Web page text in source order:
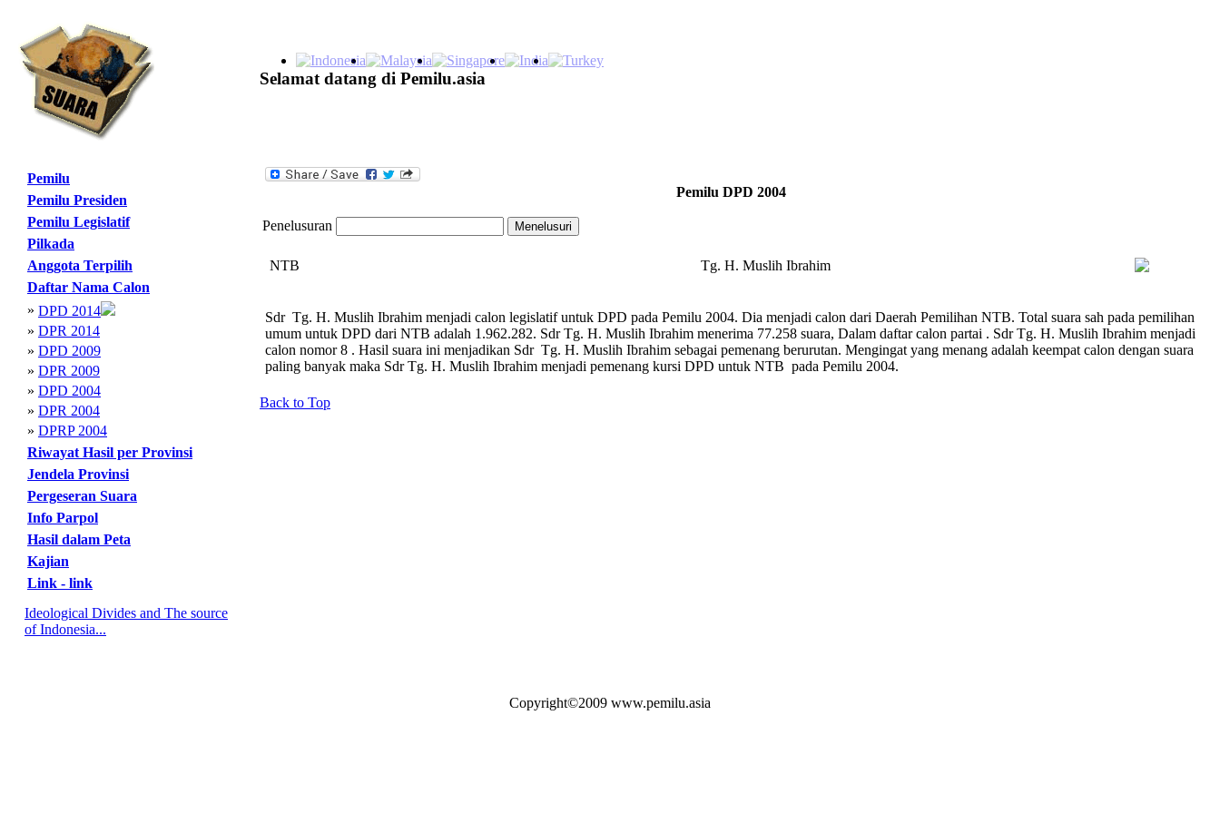
Selamat datang di Pemilu.asia
Pemilu
Pemilu Presiden
Pemilu Legislatif
Pilkada
Anggota Terpilih
Daftar Nama Calon
» DPD 2014
» DPR 2014
» DPD 2009
» DPR 2009
» DPD 2004
» DPR 2004
» DPRP 2004
Riwayat Hasil per Provinsi
Jendela Provinsi
Pergeseran Suara
Info Parpol
Hasil dalam Peta
Kajian
Link - link
Ideological Divides and The source
of Indonesia...
Pemilu DPD 2004
Penelusuran
NTB Tg. H. Muslih Ibrahim
Sdr Tg. H. Muslih Ibrahim menjadi calon legislatif untuk DPD pada Pemilu 2004. Dia menjadi calon dari Daerah Pemilihan NTB. Total suara sah pada pemilihan
umum untuk DPD dari NTB adalah 1.962.282. Sdr Tg. H. Muslih Ibrahim menerima 77.258 suara, Dalam daftar calon partai . Sdr Tg. H. Muslih Ibrahim menjadi
calon nomor 8 . Hasil suara ini menjadikan Sdr Tg. H. Muslih Ibrahim sebagai pemenang berurutan. Mengingat yang menang adalah keempat calon dengan suara
paling banyak maka Sdr Tg. H. Muslih Ibrahim menjadi pemenang kursi DPD untuk NTB pada Pemilu 2004.
Back to Top
Copyright©2009 www.pemilu.asia